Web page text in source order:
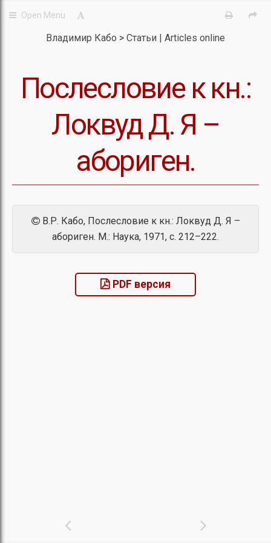
Владимир Кабо Статьи | Articles online
Послесловие к кн.:
Локвуд Д. Я –
абориген.
В.Р. Кабо, Послесловие к кн.: Локвуд Д. Я –
абориген. М.: Наука, 1971, с. 212–222.
PDF версия